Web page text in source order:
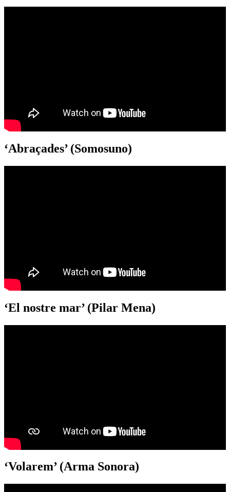
‘Abraçades’ (Somosuno)
‘El nostre mar’ (Pilar Mena)
‘Volarem’ (Arma Sonora)